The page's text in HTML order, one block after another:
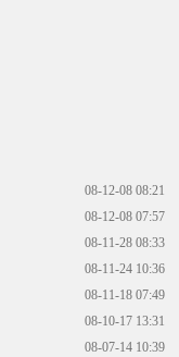
08-12-08 08:21
08-12-08 07:57
08-11-28 08:33
08-11-24 10:36
08-11-18 07:49
08-10-17 13:31
08-07-14 10:39